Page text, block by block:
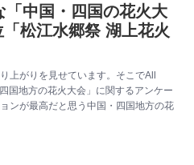
「中国・四国の花火大
松江水郷祭 湖上花火
上がりを見せています。そこでAll
国地方の花火大会」に関するアンケー
ンが最高だと思う中国・四国地方の花